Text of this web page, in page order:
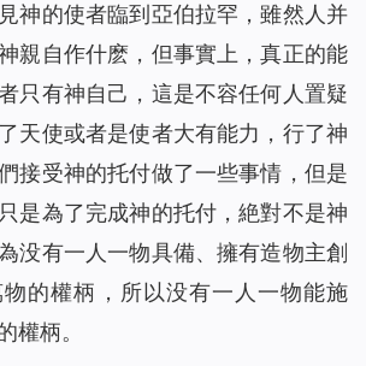
神的使者臨到亞伯拉罕，雖然人并
親自作什麽，但事實上，真正的能
只有神自己，這是不容任何人置疑
天使或者是使者大有能力，行了神
接受神的托付做了一些事情，但是
是為了完成神的托付，絶對不是神
没有一人一物具備、擁有造物主創
的權柄，所以没有一人一物能施
權柄。